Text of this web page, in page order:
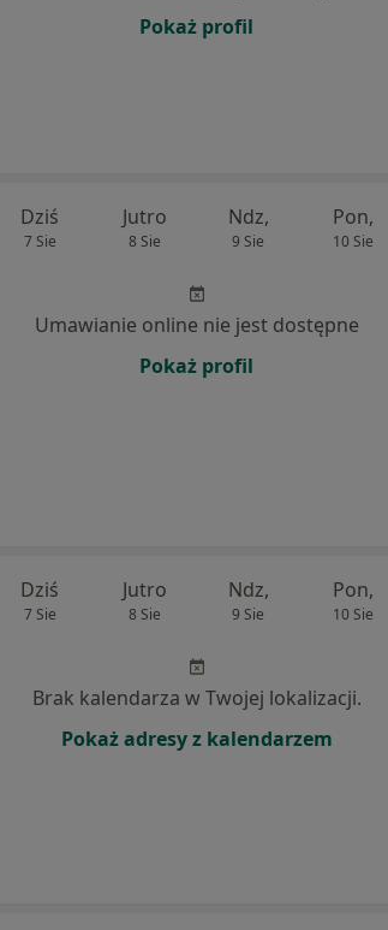
Pokaż profil
Dziś
7 Sie
Jutro
8 Sie
Ndz,
9 Sie
Pon,
10 Sie
Umawianie online nie jest dostępne
Pokaż profil
Dziś
7 Sie
Jutro
8 Sie
Ndz,
9 Sie
Pon,
10 Sie
Brak kalendarza w Twojej lokalizacji.
Pokaż adresy z kalendarzem